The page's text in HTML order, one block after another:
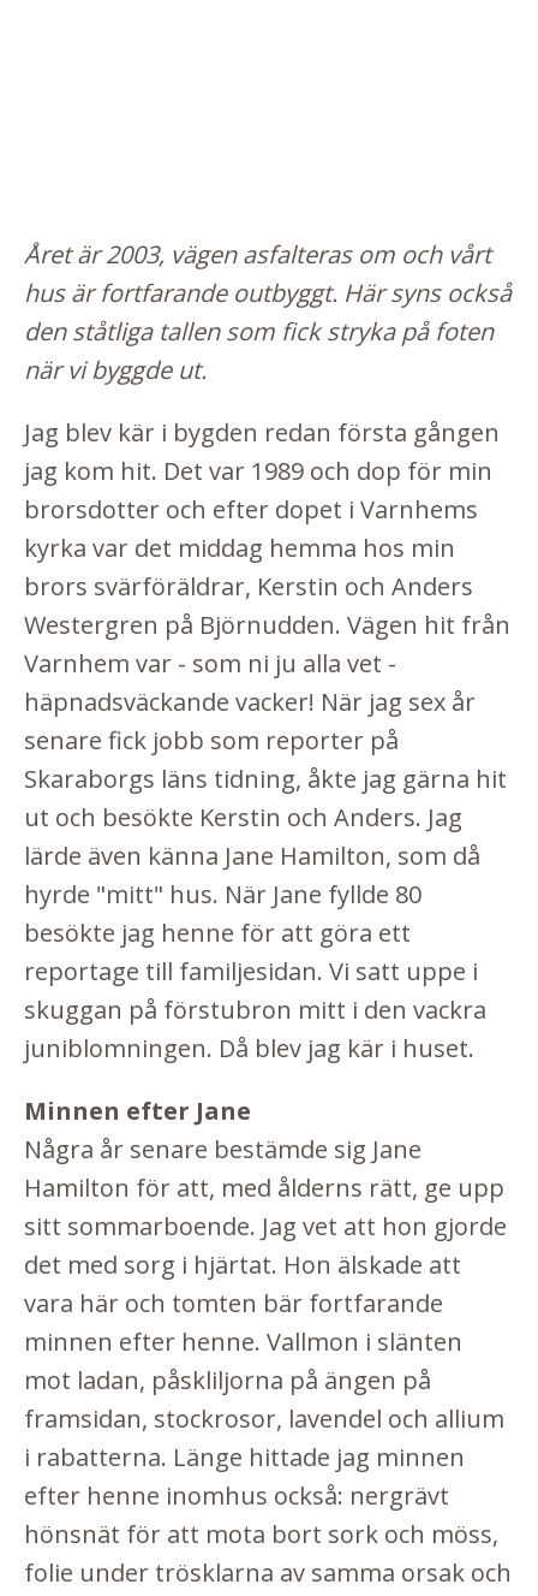
Året är 2003, vägen asfalteras om och vårt
hus är fortfarande outbyggt. Här syns också
den ståtliga tallen som fick stryka på foten
när vi byggde ut.
Jag blev kär i bygden redan första gången
jag kom hit. Det var 1989 och dop för min
brorsdotter och efter dopet i Varnhems
kyrka var det middag hemma hos min
brors svärföräldrar, Kerstin och Anders
Westergren på Björnudden. Vägen hit från
Varnhem var - som ni ju alla vet -
häpnadsväckande vacker! När jag sex år
senare fick jobb som reporter på
Skaraborgs läns tidning, åkte jag gärna hit
ut och besökte Kerstin och Anders. Jag
lärde även känna Jane Hamilton, som då
hyrde "mitt" hus. När Jane fyllde 80
besökte jag henne för att göra ett
reportage till familjesidan. Vi satt uppe i
skuggan på förstubron mitt i den vackra
juniblomningen. Då blev jag kär i huset.
Minnen efter Jane
Några år senare bestämde sig Jane
Hamilton för att, med ålderns rätt, ge upp
sitt sommarboende. Jag vet att hon gjorde
det med sorg i hjärtat. Hon älskade att
vara här och tomten bär fortfarande
minnen efter henne. Vallmon i slänten
mot ladan, påskliljorna på ängen på
framsidan, stockrosor, lavendel och allium
i rabatterna. Länge hittade jag minnen
efter henne inomhus också: nergrävt
hönsnät för att mota bort sork och möss,
folie under trösklarna av samma orsak och